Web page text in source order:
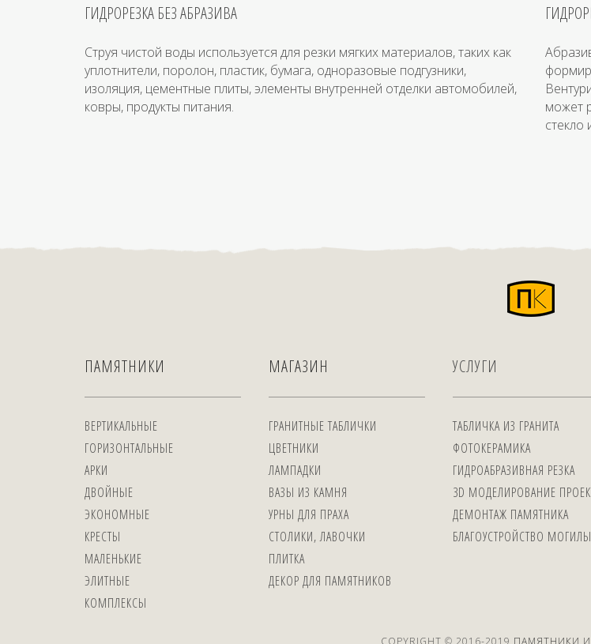
ГИДРОРЕЗКА БЕЗ АБРАЗИВА
Струя чистой воды используется для резки мягких материалов, таких как
уплотнители, поролон, пластик, бумага, одноразовые подгузники,
изоляция, цементные плиты, элементы внутренней отделки автомобилей,
ковры, продукты питания.
может
стекло
ПАМЯТНИКИ
ВЕРТИКАЛЬНЫЕ
ГОРИЗОНТАЛЬНЫЕ
АРКИ
ДВОЙНЫЕ
ЭКОНОМНЫЕ
КРЕСТЫ
МАЛЕНЬКИЕ
ЭЛИТНЫЕ
КОМПЛЕКСЫ
МАГАЗИН
ГРАНИТНЫЕ ТАБЛИЧКИ
ЦВЕТНИКИ
ЛАМПАДКИ
ВАЗЫ ИЗ КАМНЯ
УРНЫ ДЛЯ ПРАХА
СТОЛИКИ, ЛАВОЧКИ
ПЛИТКА
ДЕКОР ДЛЯ ПАМЯТНИКОВ
УСЛУГИ
ТАБЛИЧКА ИЗ ГРАНИТА
ФОТОКЕРАМИКА
ГИДРОАБРАЗИВНАЯ РЕЗКА
3D МОДЕЛИРОВАНИЕ
ДЕМОНТАЖ ПАМЯТНИКА
БЛАГОУСТРОЙСТВО МОГИЛЫ
COPYRIGHT © 2016-2019 ПАМЯТНИКИ